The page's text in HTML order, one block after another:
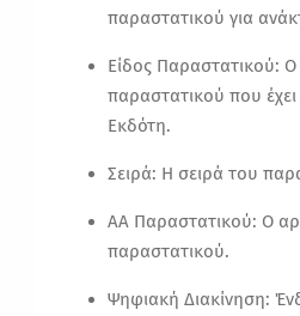
παραστατικού για
Είδος Παραστατικού:
παραστατικού που
Εκδότη.
Σειρά: Η σειρά του
ΑΑ Παραστατικού: Ο
παραστατικού.
Ψηφιακή Διακίνηση: